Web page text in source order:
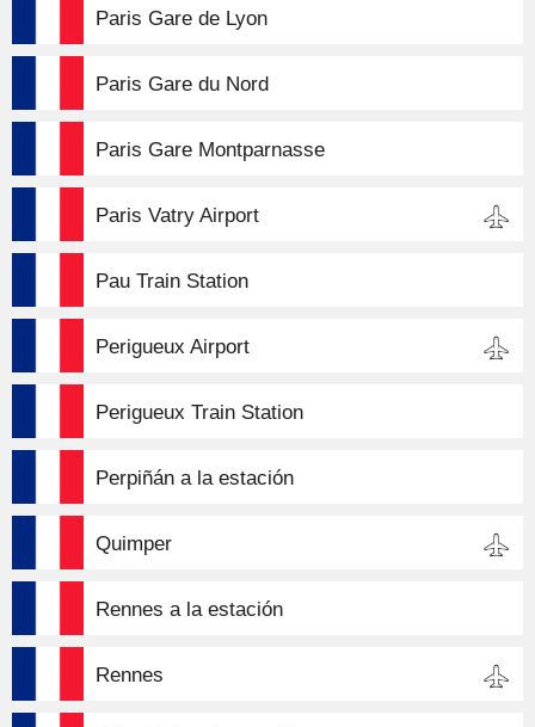
Paris Gare de Lyon
Paris Gare du Nord
Paris Gare Montparnasse
Paris Vatry Airport
Pau Train Station
Perigueux Airport
Perigueux Train Station
Perpiñán a la estación
Quimper
Rennes a la estación
Rennes